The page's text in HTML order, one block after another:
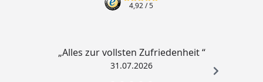
4,92/ 5
„Alles zur vollsten Zufriedenheit “
31.07.2026